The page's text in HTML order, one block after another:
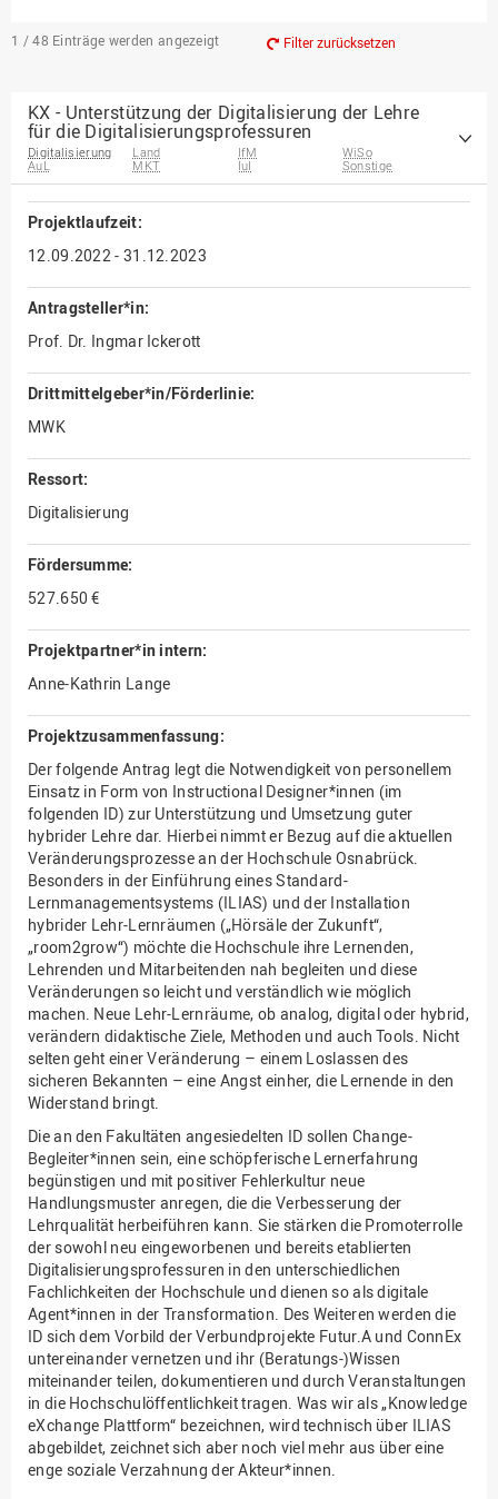
1 / 48 Einträge werden angezeigt Filter zurücksetzen
KX - Unterstützung der Digitalisierung der Lehre
für die Digitalisierungsprofessuren
Digitalisierung Land IfM
WiSo
AuL
MKT IuI Sonstige
Projektlaufzeit:
12.09.2022 - 31.12.2023
Antragsteller*in:
Prof. Dr. Ingmar Ickerott
Drittmittelgeber*in/Förderlinie:
MWK
Ressort:
Digitalisierung
Fördersumme:
527.650 €
Projektpartner*in intern:
Anne-Kathrin Lange
Projektzusammenfassung:
Der folgende Antrag legt die Notwendigkeit von personellem
Einsatz in Form von Instructional Designer*innen (im
folgenden ID) zur Unterstützung und Umsetzung guter
hybrider Lehre dar. Hierbei nimmt er Bezug auf die aktuellen
Veränderungsprozesse an der Hochschule Osnabrück.
Besonders in der Einführung eines Standard-
Lernmanagementsystems (ILIAS) und der Installation
hybrider Lehr-Lernräumen („Hörsäle der Zukunft“,
„room2grow“) möchte die Hochschule ihre Lernenden,
Lehrenden und Mitarbeitenden nah begleiten und diese
Veränderungen so leicht und verständlich wie möglich
machen. Neue Lehr-Lernräume, ob analog, digital oder hybrid,
verändern didaktische Ziele, Methoden und auch Tools. Nicht
selten geht einer Veränderung – einem Loslassen des
sicheren Bekannten – eine Angst einher, die Lernende in den
Widerstand bringt.
Die an den Fakultäten angesiedelten ID sollen Change-
Begleiter*innen sein, eine schöpferische Lernerfahrung
begünstigen und mit positiver Fehlerkultur neue
Handlungsmuster anregen, die die Verbesserung der
Lehrqualität herbeiführen kann. Sie stärken die Promoterrolle
der sowohl neu eingeworbenen und bereits etablierten
Digitalisierungsprofessuren in den unterschiedlichen
Fachlichkeiten der Hochschule und dienen so als digitale
Agent*innen in der Transformation. Des Weiteren werden die
ID sich dem Vorbild der Verbundprojekte Futur.A und ConnEx
untereinander vernetzen und ihr (Beratungs-)Wissen
miteinander teilen, dokumentieren und durch Veranstaltungen
in die Hochschulöffentlichkeit tragen. Was wir als „Knowledge
eXchange Plattform“ bezeichnen, wird technisch über ILIAS
abgebildet, zeichnet sich aber noch viel mehr aus über eine
enge soziale Verzahnung der Akteur*innen.